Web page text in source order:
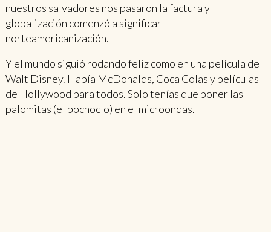
nuestros salvadores nos pasaron la factura y
globalización comenzó a significar
norteamericanización.
Y el mundo siguió rodando feliz como en una película de
Walt Disney. Había McDonalds, Coca Colas y películas
de Hollywood para todos. Solo tenías que poner las
palomitas (el pochoclo) en el microondas.